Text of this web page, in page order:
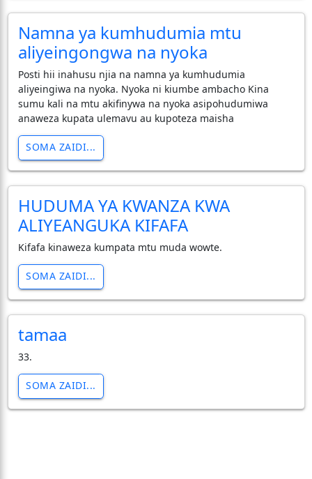
Namna ya kumhudumia mtu
aliyeingongwa na nyoka
Posti hii inahusu njia na namna ya kumhudumia
aliyeingiwa na nyoka. Nyoka ni kiumbe ambacho Kina
sumu kali na mtu akifinywa na nyoka asipohudumiwa
anaweza kupata ulemavu au kupoteza maisha
SOMA ZAIDI...
HUDUMA YA KWANZA KWA
ALIYEANGUKA KIFAFA
Kifafa kinaweza kumpata mtu muda wowte.
SOMA ZAIDI...
tamaa
33.
SOMA ZAIDI...